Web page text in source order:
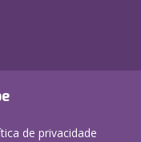
de privacidade